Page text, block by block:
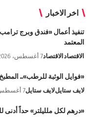
اخر الاخبار
تنفيذ أعمال «فندق وبرج
المعتمد
الاقتصادالاقتصاد7 أغسطس، 2026
«فوايل الوثبة للرطب»..
لايف ستايللايف ستايل7 أغسطس، 2026
«درهم لكل ملليلتر» حداً أدنى